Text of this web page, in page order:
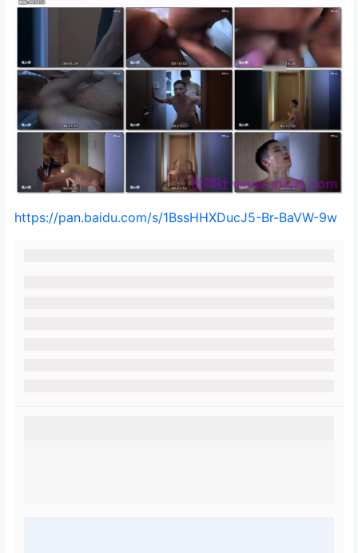
https://pan.baidu.com/s/1BssHHXDucJ5-Br-BaVW-9w